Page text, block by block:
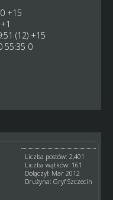
+15
(12) +15
55:35 0
Liczba postów: 2,401
Liczba wątków: 161
Dołączył: Mar 2012
Drużyna: Gryf Szczecin